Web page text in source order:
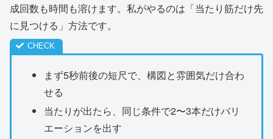
成回数も時間も溶けます。私がやるのは「当たり筋だけ先
に見つける」方法です。
まず5秒前後の短尺で、構図と雰囲気だけ合わ
せる
当たりが出たら、同じ条件で2〜3本だけバリ
エーションを出す